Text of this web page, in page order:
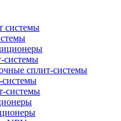
системы
системы
сплит-системы
системы